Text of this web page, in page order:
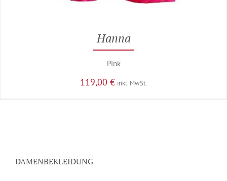
Hanna
Pink
119,00 € inkl. MwSt.
DAMENBEKLEIDUNG